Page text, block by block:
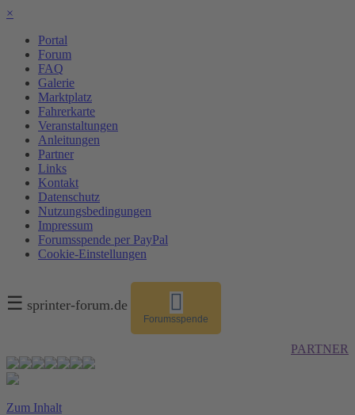
×
Portal
Forum
FAQ
Galerie
Marktplatz
Fahrerkarte
Veranstaltungen
Anleitungen
Partner
Links
Kontakt
Datenschutz
Nutzungsbedingungen
Impressum
Forumsspende per PayPal
Cookie-Einstellungen
☰ sprinter-forum.de
Forumsspende
PARTNER
Zum Inhalt